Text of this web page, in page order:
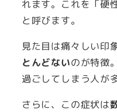
れます。これを「硬
と呼びます。
見た目は痛々しい印
とんどないのが特徴
過ごしてしまう人が
さらに、この症状は